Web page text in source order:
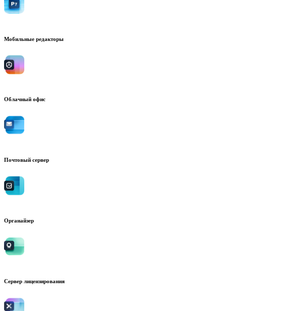
Мобильные редакторы
Облачный офис
Почтовый сервер
Органайзер
Сервер лицензирования